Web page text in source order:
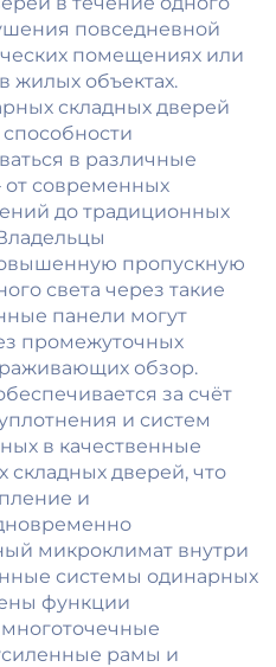
повседневной
помещениях или
жилых объектах.
складных дверей
в различные
от современных
до традиционных
пропускную
света через такие
панели могут
промежуточных
обзор.
за счёт
и систем
в качественные
складных дверей, что
и
микроклимат внутри
системы одинарных
функции
рамы и